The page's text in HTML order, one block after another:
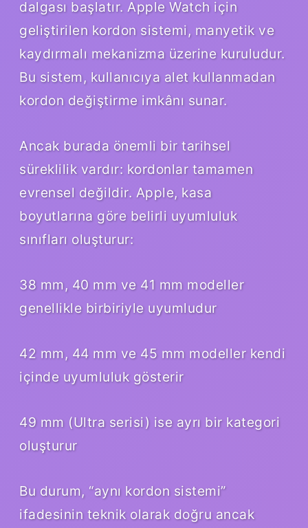
dalgası başlatır. Apple Watch için
geliştirilen kordon sistemi, manyetik ve
kaydırmalı mekanizma üzerine kuruludur.
Bu sistem, kullanıcıya alet kullanmadan
kordon değiştirme imkânı sunar.
Ancak burada önemli bir tarihsel
süreklilik vardır: kordonlar tamamen
evrensel değildir. Apple, kasa
boyutlarına göre belirli uyumluluk
sınıfları oluşturur:
38 mm, 40 mm ve 41 mm modeller
genellikle birbiriyle uyumludur
42 mm, 44 mm ve 45 mm modeller kendi
içinde uyumluluk gösterir
49 mm (Ultra serisi) ise ayrı bir kategori
oluşturur
Bu durum, “aynı kordon sistemi”
ifadesinin teknik olarak doğru ancak